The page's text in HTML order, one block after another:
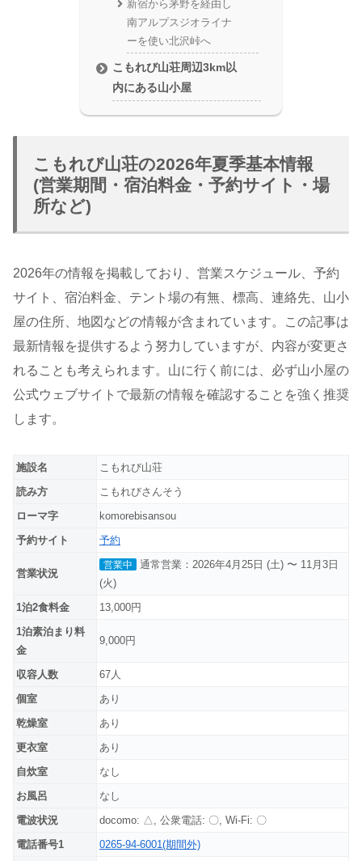
新宿から茅野を経由し
南アルプスジオライナ
ーを使い北沢峠へ
こもれび山荘周辺3km以
内にある山小屋
こもれび山荘の2026年夏季基本情報
(営業期間・宿泊料金・予約サイト・場
所など)
2026年の情報を掲載しており、営業スケジュール、予約
サイト、宿泊料金、テント場の有無、標高、連絡先、山小
屋の住所、地図などの情報が含まれています。この記事は
最新情報を提供するよう努力していますが、内容が変更さ
れることも考えられます。山に行く前には、必ず山小屋の
公式ウェブサイトで最新の情報を確認することを強く推奨
します。
施設名
こもれび山荘
読み方
こもれびさんそう
ローマ字
komorebisansou
予約サイト
予約
営業状況
営業中
通常営業：2026年4月25日 (土) 〜 11月3日
(火)
1泊2食料金
13,000円
1泊素泊まり料
金
9,000円
収容人数
67人
個室
あり
乾燥室
あり
更衣室
あり
自炊室
なし
お風呂
なし
電波状況
docomo: △, 公衆電話: 〇, Wi-Fi: 〇
電話番号1
0265-94-6001(期間外)